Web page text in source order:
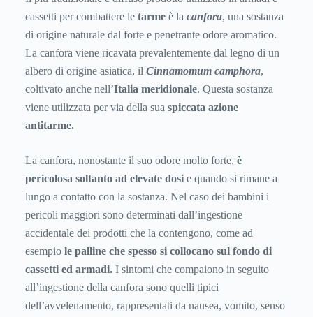
cassetti per combattere le tarme è la canfora, una sostanza
di origine naturale dal forte e penetrante odore aromatico.
La canfora viene ricavata prevalentemente dal legno di un
albero di origine asiatica, il Cinnamomum camphora,
coltivato anche nell’Italia meridionale. Questa sostanza
viene utilizzata per via della sua spiccata azione
antitarme.
La canfora, nonostante il suo odore molto forte, è
pericolosa soltanto ad elevate dosi e quando si rimane a
lungo a contatto con la sostanza. Nel caso dei bambini i
pericoli maggiori sono determinati dall’ingestione
accidentale dei prodotti che la contengono, come ad
esempio le palline che spesso si collocano sul fondo di
cassetti ed armadi. I sintomi che compaiono in seguito
all’ingestione della canfora sono quelli tipici
dell’avvelenamento, rappresentati da nausea, vomito, senso